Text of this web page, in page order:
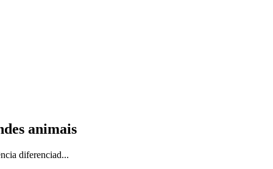
animais
diferenciad...